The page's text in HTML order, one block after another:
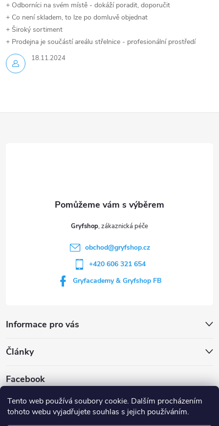
Tento web používá soubory cookie. Dalším procházením
tohoto webu vyjadřujete souhlas s jejich používáním.
18.11.2024
+ Odborníci na svém místě - dokáží poradit, doporučit
+ Co není skladem, to lze po domluvě objednat
+ Široký sortiment
+ Prodejna je součástí areálu střelnice - profesionální prostředí
Informace pro vás
Gryfshop
obchod@gryfshop.cz
+420 606 321 654
Gryfacademy & Gryfshop FB
Články
Facebook